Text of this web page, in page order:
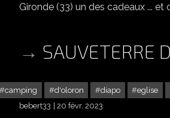
Gironde (33) un des cadeaux ... et
SAUVETERRE
camping d'oloron diapo eglise
bebert33
20 févr. 2023